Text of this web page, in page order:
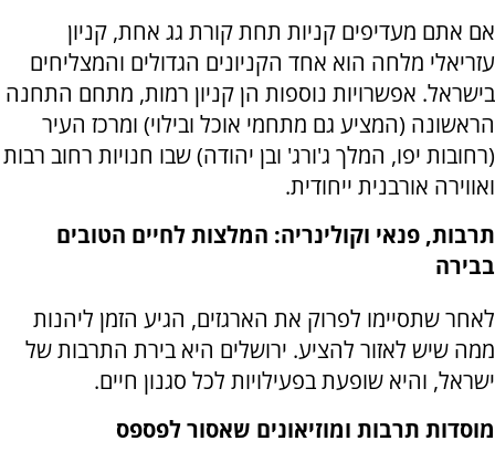
אם אתם מעדיפים קניות תחת קורת גג אחת, קניון
עזריאלי מלחה הוא אחד הקניונים הגדולים והמצליחים
בישראל. אפשרויות נוספות הן קניון רמות, מתחם התחנה
הראשונה (המציע גם מתחמי אוכל ובילוי) ומרכז העיר
(רחובות יפו, המלך ג'ורג' ובן יהודה) שבו חנויות רחוב רבות
ואווירה אורבנית ייחודית.
תרבות, פנאי וקולינריה: המלצות לחיים הטובים
בבירה
לאחר שתסיימו לפרוק את הארגזים, הגיע הזמן ליהנות
ממה שיש לאזור להציע. ירושלים היא בירת התרבות של
ישראל, והיא שופעת בפעילויות לכל סגנון חיים.
מוסדות תרבות ומוזיאונים שאסור לפספס